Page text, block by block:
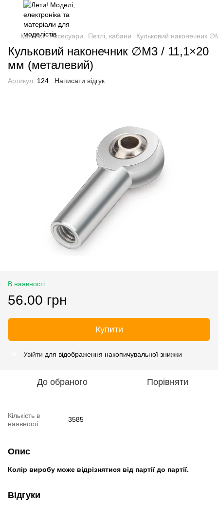
Каталог Аксесуари Петлі, кабани Кульковий наконечник
Кульковий наконечник ∅M3 / 11,1×20
мм (металевий)
Артикул: 124 Написати відгук
В наявності
56.00 грн
Купити
Увійти для відображення накопичувальної знижки
До обраного Порівняти
Кількість в
наявності
3585
Опис
Колір виробу може відрізнятися від партії до партії.
Відгуки